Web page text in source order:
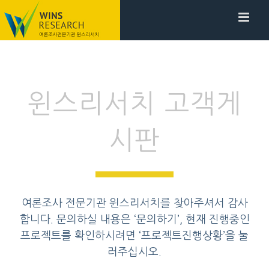
윈스리서치 고객게
시판
여론조사 전문기관 윈스리서치를 찾아주셔서 감사
합니다. 문의하실 내용은 ‘문의하기’, 현재 진행중인
프로젝트를 확인하시려면 ‘프로젝트진행상황’을 눌
러주십시오.